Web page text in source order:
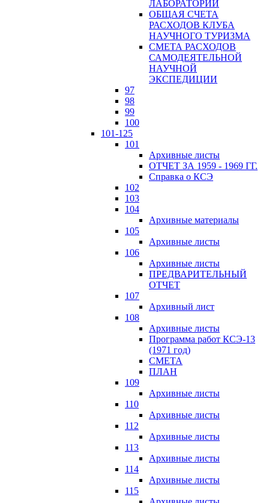
ЛАБОРАТОРИИ
ОБЩАЯ СЧЕТА
РАСХОДОВ КЛУБА
НАУЧНОГО ТУРИЗМА
СМЕТА РАСХОДОВ
САМОДЕЯТЕЛЬНОЙ
НАУЧНОЙ
ЭКСПЕДИЦИИ
97
98
99
100
101-125
101
Архивные листы
ОТЧЕТ ЗА 1959 - 1969 ГГ.
Справка о КСЭ
102
103
104
Архивные материалы
105
Архивные листы
106
Архивные листы
ПРЕДВАРИТЕЛЬНЫЙ
ОТЧЕТ
107
Архивный лист
108
Архивные листы
Программа работ КСЭ-13
(1971 год)
СМЕTA
ПЛАН
109
Архивные листы
110
Архивные листы
112
Архивные листы
113
Архивные листы
114
Архивные листы
115